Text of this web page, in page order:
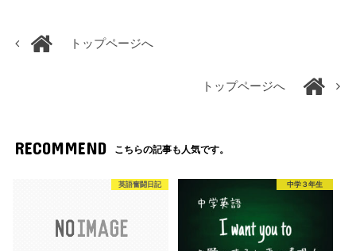
トップページへ
トップページへ
RECOMMEND こちらの記事も人気です。
英語奮闘日記 中学３年生